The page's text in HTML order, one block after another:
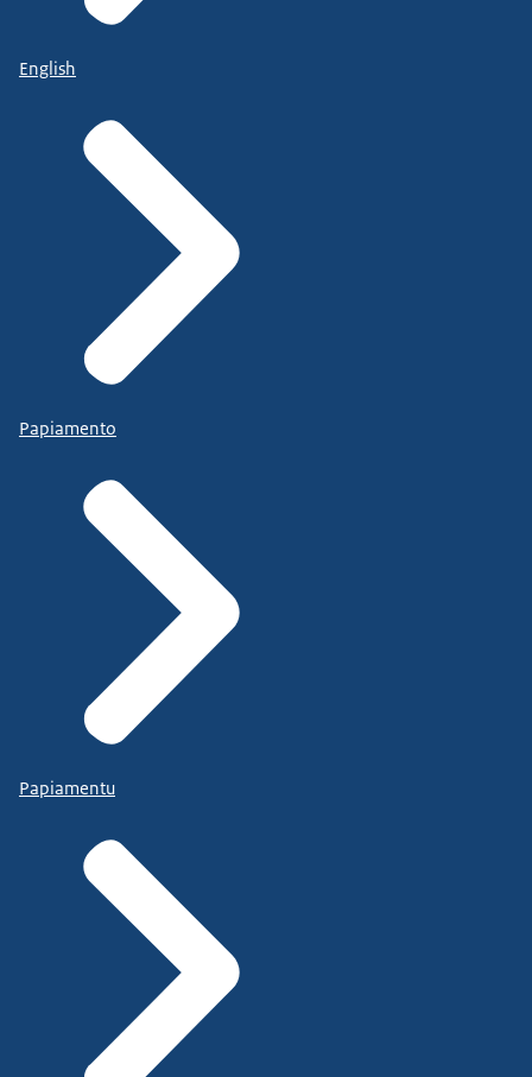
English
Papiamento
Papiamentu